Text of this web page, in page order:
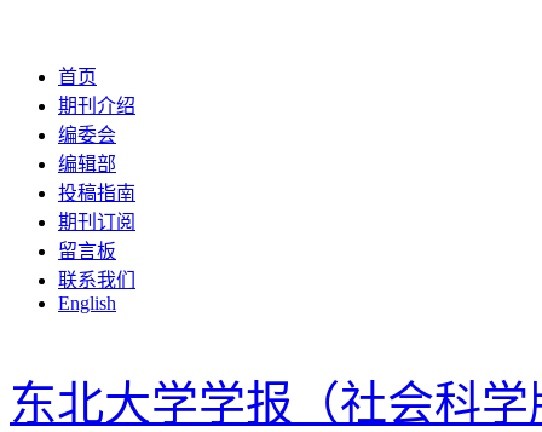
首页
期刊介绍
编委会
编辑部
投稿指南
期刊订阅
留言板
联系我们
English
东北大学学报（社会科学